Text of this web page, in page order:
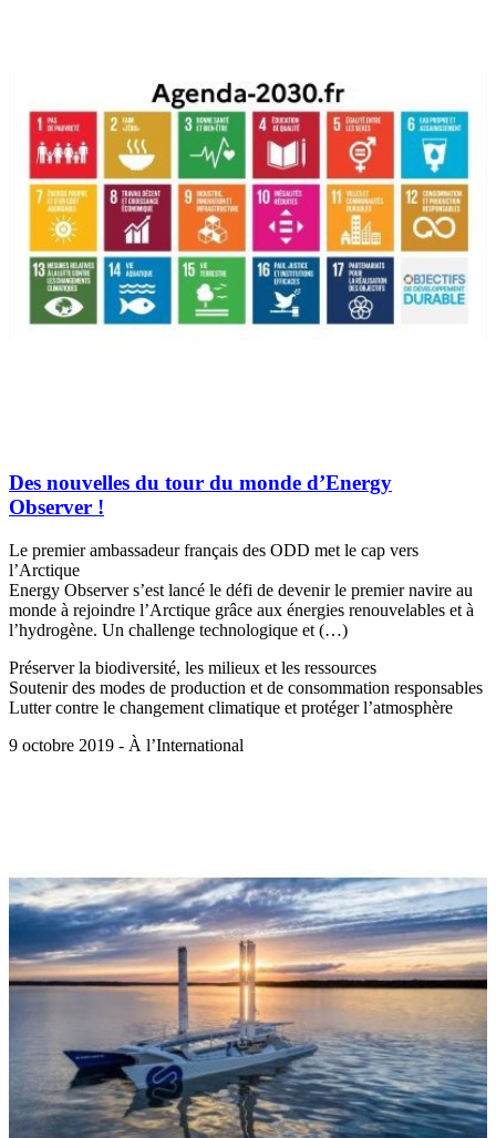
Des nouvelles du tour du monde d’Energy
Observer !
Le premier ambassadeur français des ODD met le cap vers
l’Arctique
Energy Observer s’est lancé le défi de devenir le premier navire au
monde à rejoindre l’Arctique grâce aux énergies renouvelables et à
l’hydrogène. Un challenge technologique et (…)
Préserver la biodiversité, les milieux et les ressources
Soutenir des modes de production et de consommation responsables
Lutter contre le changement climatique et protéger l’atmosphère
9 octobre 2019 - À l’International